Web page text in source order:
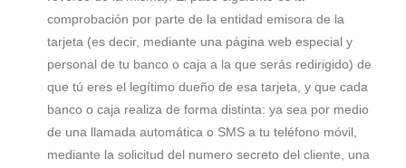
comprobación por parte de la entidad emisora de la
tarjeta (es decir, mediante una página web especial y
personal de tu banco o caja a la que serás redirigido) de
que tú eres el legítimo dueño de esa tarjeta, y que cada
banco o caja realiza de forma distinta: ya sea por medio
de una llamada automática o SMS a tu teléfono móvil,
mediante la solicitud del numero secreto del cliente, una